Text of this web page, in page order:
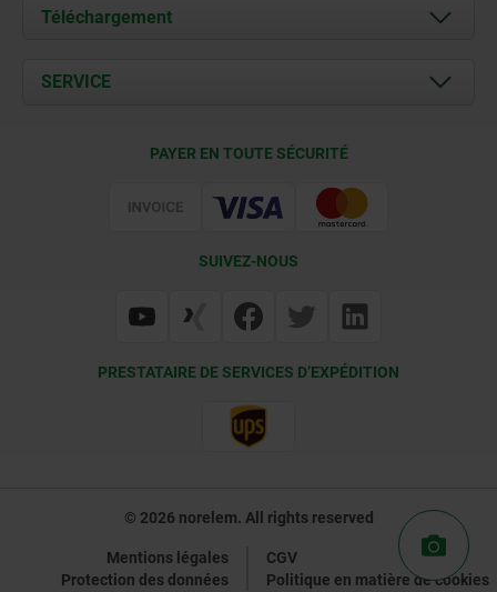
À propos de nous
Contact
Téléchargement
Documents
SERVICE
PAYER EN TOUTE SÉCURITÉ
SUIVEZ-NOUS
PRESTATAIRE DE SERVICES D’EXPÉDITION
© 2026 norelem. All rights reserved
Mentions légales
CGV
Protection des données
Politique en matière de cookies